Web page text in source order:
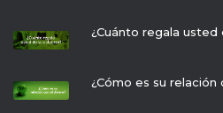
¿Cuánto regala usted
¿Cómo es su relación